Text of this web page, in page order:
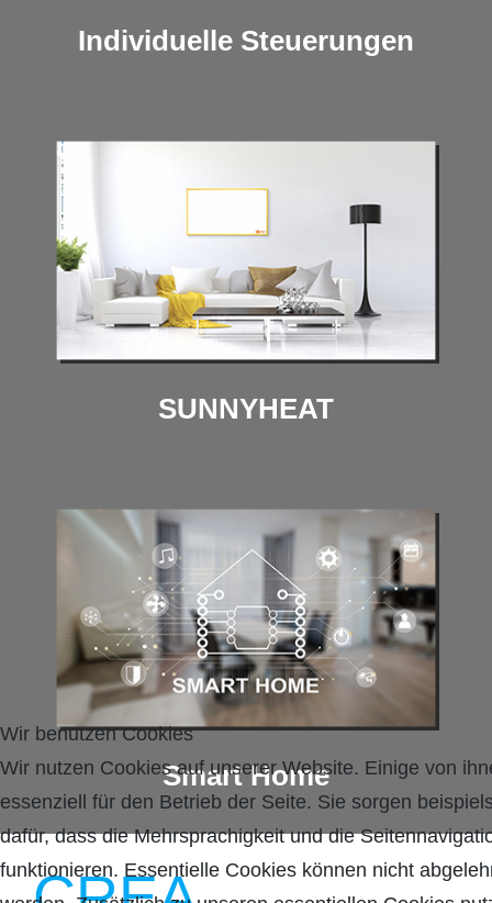
Individuelle Steuerungen
SUNNYHEAT
Smart Home
Wir benutzen Cookies
Wir nutzen Cookies auf unserer Website. Einige von
essenziell für den Betrieb der Seite. Sie sorgen
dafür, dass die Mehrsprachigkeit und die
funktionieren. Essentielle Cookies können nicht